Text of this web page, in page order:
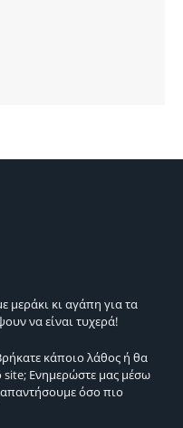
μεράκι κι αγάπη για τα
να είναι τυχερά!
κάποιο λάθος ή θα
site; Ενημερώστε μας μέσω
όσο πιο